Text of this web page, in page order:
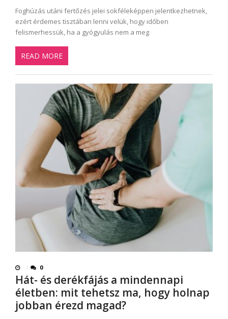
Foghúzás utáni fertőzés jelei sokféleképpen jelentkezhetnek,
ezért érdemes tisztában lenni velük, hogy időben
felismerhessük, ha a gyógyulás nem a meg
READ MORE
0
Hát- és derékfájás a mindennapi
életben: mit tehetsz ma, hogy holnap
jobban érezd magad?